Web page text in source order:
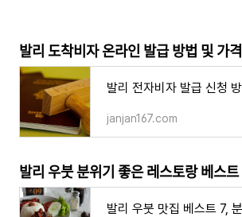
발리 도착비자 온라인 발급 방법 및 가격
janjan167.com
발리 우붓 분위기 좋은 레스토랑 베스